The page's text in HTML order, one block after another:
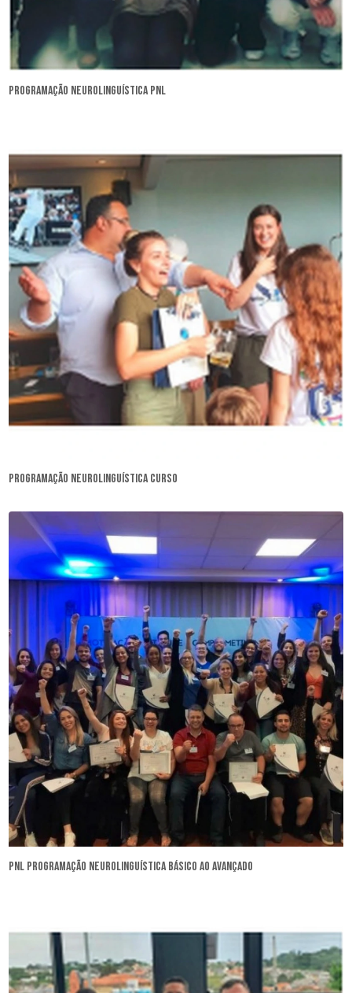
programação neurolinguística pnl
programação neurolinguística curso
pnl programação neurolinguística básico ao avançado